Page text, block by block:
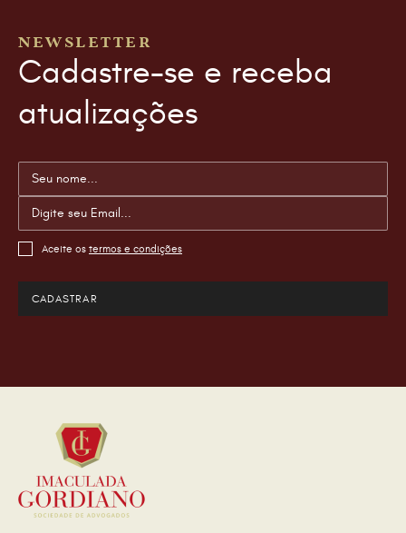
NEWSLETTER
Cadastre-se e receba
atualizações
Aceite os termos e condições